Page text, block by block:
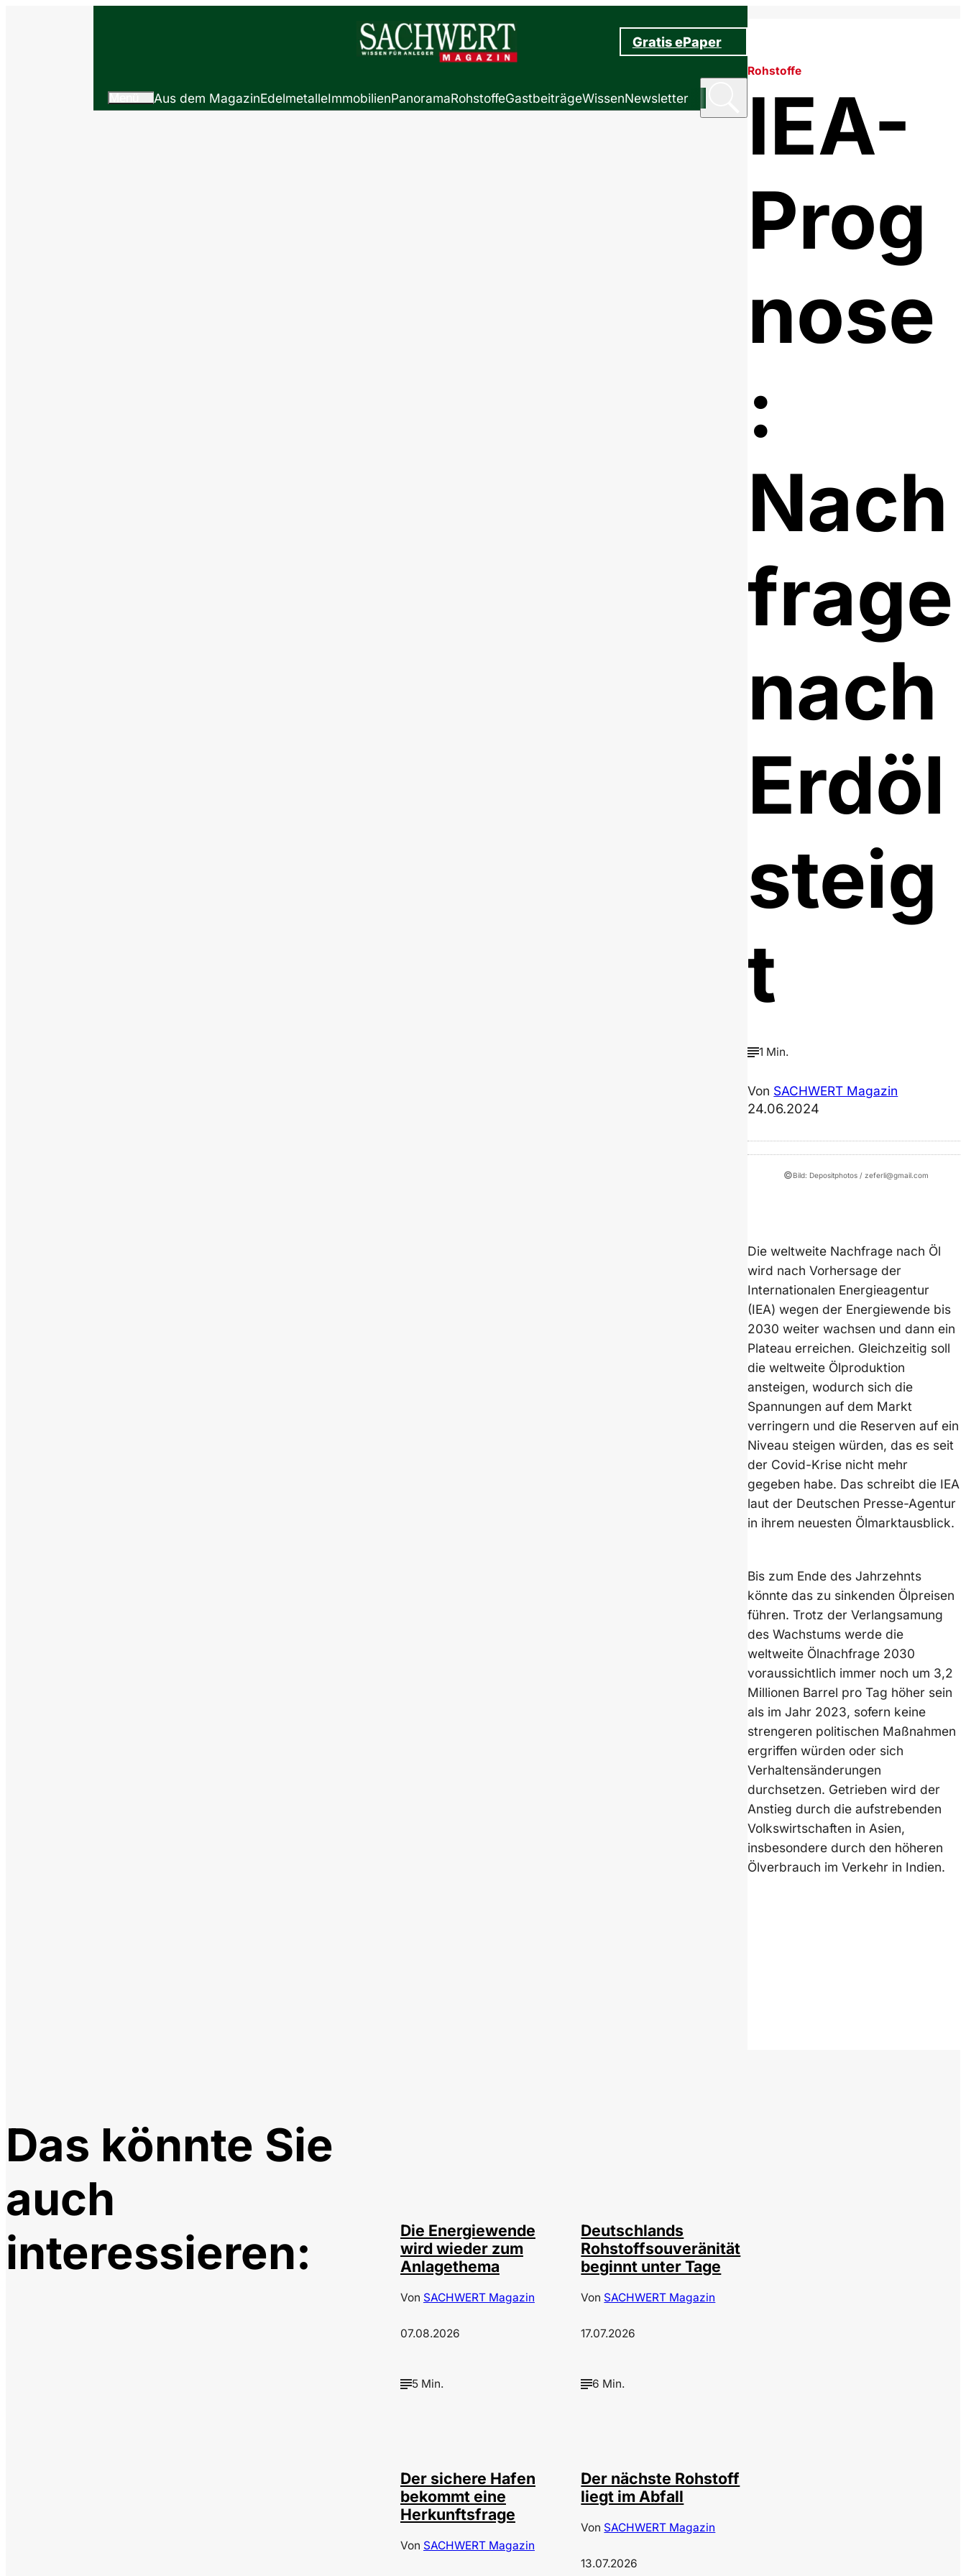
Gratis ePaper
Aus dem MagazinEdelmetalleImmobilienPanoramaRohstoffeGastbeiträgeWissenNewsletter
Rohstoffe
IEA-
Prog
nose
:
Nach
frage
nach
Erdöl
steig
t
1 Min.
Von SACHWERT Magazin
24.06.2024
©Bild: Depositphotos / zeferli@gmail.com
Die weltweite Nachfrage nach Öl
wird nach Vorhersage der
Internationalen Energieagentur
(IEA) wegen der Energiewende bis
2030 weiter wachsen und dann ein
Plateau erreichen. Gleichzeitig soll
die weltweite Ölproduktion
ansteigen, wodurch sich die
Spannungen auf dem Markt
verringern und die Reserven auf ein
Niveau steigen würden, das es seit
der Covid-Krise nicht mehr
gegeben habe. Das schreibt die IEA
laut der Deutschen Presse-Agentur
in ihrem neuesten Ölmarktausblick.
Bis zum Ende des Jahrzehnts
könnte das zu sinkenden Ölpreisen
führen. Trotz der Verlangsamung
des Wachstums werde die
weltweite Ölnachfrage 2030
voraussichtlich immer noch um 3,2
Millionen Barrel pro Tag höher sein
als im Jahr 2023, sofern keine
strengeren politischen Maßnahmen
ergriffen würden oder sich
Verhaltensänderungen
durchsetzen. Getrieben wird der
Anstieg durch die aufstrebenden
Volkswirtschaften in Asien,
insbesondere durch den höheren
Ölverbrauch im Verkehr in Indien.
Das könnte Sie
auch
interessieren:
Die Energiewende
wird wieder zum
Anlagethema
Von SACHWERT Magazin
07.08.2026
5 Min.
Deutschlands
Rohstoffsouveränität
beginnt unter Tage
Von SACHWERT Magazin
17.07.2026
6 Min.
Der sichere Hafen
bekommt eine
Herkunftsfrage
Von SACHWERT Magazin
Der nächste Rohstoff
liegt im Abfall
Von SACHWERT Magazin
13.07.2026